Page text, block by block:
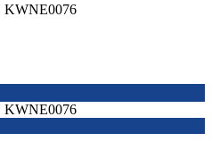
KWNE0076
KWNE0076